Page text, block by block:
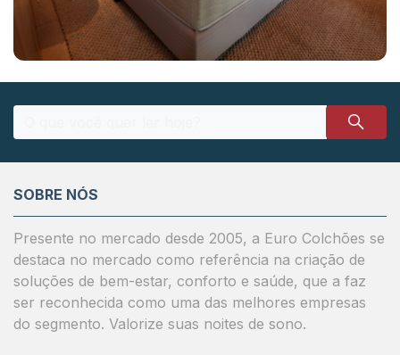
SOBRE NÓS
Presente no mercado desde 2005, a Euro Colchões se
destaca no mercado como referência na criação de
soluções de bem-estar, conforto e saúde, que a faz
ser reconhecida como uma das melhores empresas
do segmento. Valorize suas noites de sono.